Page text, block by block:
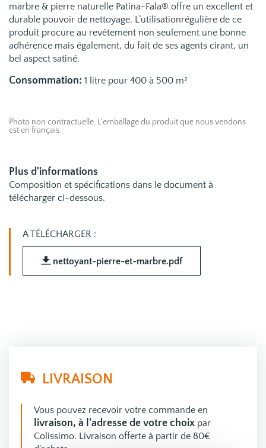
marbre & pierre naturelle Patina-Fala® offre un excellent et
durable pouvoir de nettoyage. L’utilisationrégulière de ce
produit procure au revêtement non seulement une bonne
adhérence mais également, du fait de ses agents cirant, un
bel aspect satiné.
Consommation: 1 litre pour 400 à 500 m²
Photo non contractuelle. L'emballage du produit que nous vendons
est en français.
Plus d'informations
Composition et spécifications dans le document à
télécharger ci-dessous.
A TÉLÉCHARGER :
nettoyant-pierre-et-marbre.pdf
LIVRAISON
Vous pouvez recevoir votre commande en
livraison, à l'adresse de votre choix par
Colissimo. Livraison offerte à partir de 80€